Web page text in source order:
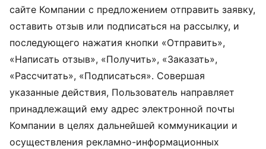
сайте Компании с предложением отправить заявку,
оставить отзыв или подписаться на рассылку, и
последующего нажатия кнопки «Отправить»,
«Написать отзыв», «Получить», «Заказать»,
«Рассчитать», «Подписаться». Совершая
указанные действия, Пользователь направляет
принадлежащий ему адрес электронной почты
Компании в целях дальнейшей коммуникации и
осуществления рекламно-информационных